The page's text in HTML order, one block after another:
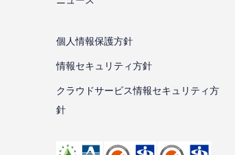
個⼈情報保護⽅針
情報セキュリティ⽅針
クラウドサービス情報セキュリティ方
針